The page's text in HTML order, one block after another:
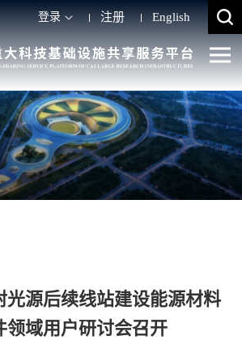
登录 注册 English
光源后续线站建设能源材料
领域用户研讨会召开